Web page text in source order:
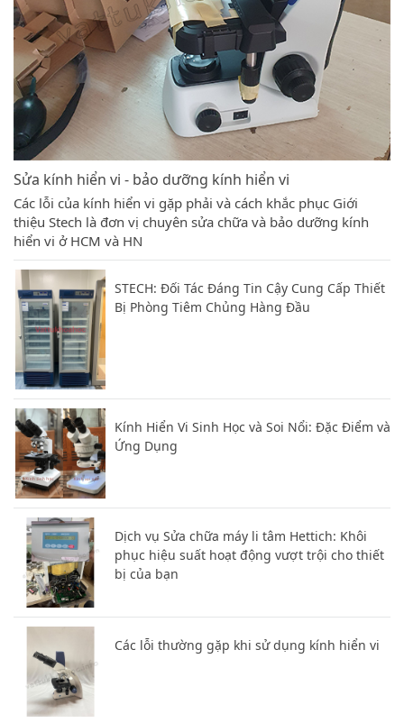
Sửa kính hiển vi - bảo dưỡng kính hiển vi
Các lỗi của kính hiển vi gặp phải và cách khắc phục Giới
thiệu Stech là đơn vị chuyên sửa chữa và bảo dưỡng kính
hiển vi ở HCM và HN
STECH: Đối Tác Đáng Tin Cậy Cung Cấp Thiết
Bị Phòng Tiêm Chủng Hàng Đầu
Kính Hiển Vi Sinh Học và Soi Nổi: Đặc Điểm và
Ứng Dụng
Dịch vụ Sửa chữa máy li tâm Hettich: Khôi
phục hiệu suất hoạt động vượt trội cho thiết
bị của bạn
Các lỗi thường gặp khi sử dụng kính hiển vi